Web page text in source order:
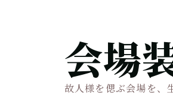
会場
故人様を偲ぶ会場を、